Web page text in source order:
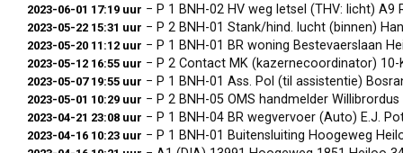
2023-06-01 17:19 uur − P 1 BNH-02 HV weg letsel (THV: licht)
2023-05-22 15:31 uur − P 2 BNH-01 Stank/hind. lucht (binnen)
2023-05-20 11:12 uur − P 1 BNH-01 BR woning Bestevaerslaan
2023-05-12 16:55 uur − P 2 Contact MK (kazernecoordinator)
2023-05-07 19:55 uur − P 1 BNH-01 Ass. Pol (til assistentie)
2023-05-01 10:29 uur − P 2 BNH-05 OMS handmelder
2023-04-21 23:08 uur − P 1 BNH-04 BR wegvervoer (Auto) E.J.
2023-04-16 10:23 uur − P 1 BNH-01 Buitensluiting Hoogeweg